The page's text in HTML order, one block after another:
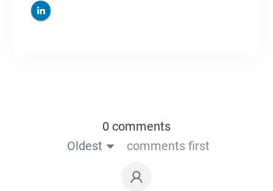
0 comments
Oldest
comments first